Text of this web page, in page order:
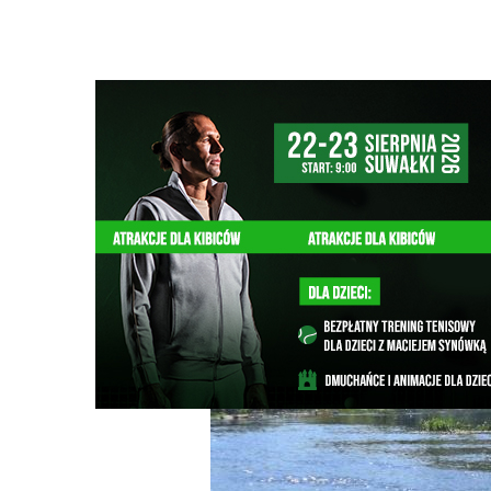
Ścieżka
nawigacyjna
WIADOMOŚCI Z REGIONU
Nieznane zanieczyszczenie w Czarnej